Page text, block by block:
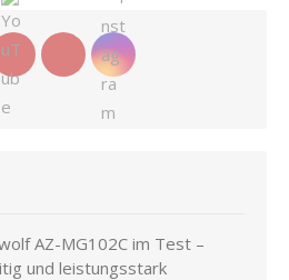
AZ-MG102C im Test –
und leistungsstark